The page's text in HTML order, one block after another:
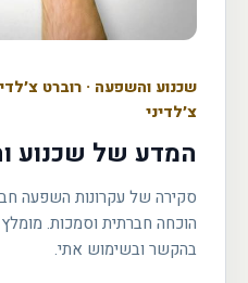
שכנוע והשפעה · רוברט
צ׳לדיני
המדע של שכנוע
סקירה של עקרונות השפעה
הוכחה חברתית וסמכות.
בהקשר ובשימוש אתי.